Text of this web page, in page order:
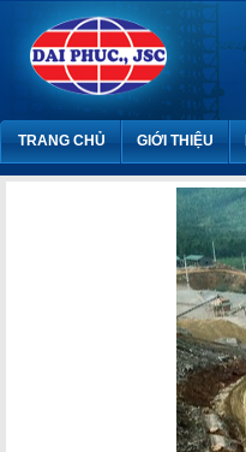
TRANG CHỦ GIỚI THIỆU